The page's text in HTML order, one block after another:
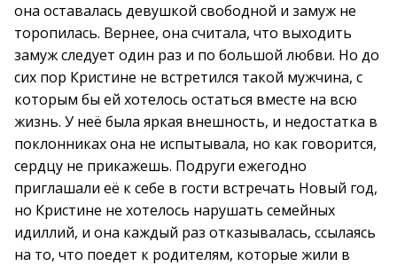
она оставалась девушкой свободной и замуж не
торопилась. Вернее, она считала, что выходить
замуж следует один раз и по большой любви. Но до
сих пор Кристине не встретился такой мужчина, с
которым бы ей хотелось остаться вместе на всю
жизнь. У неё была яркая внешность, и недостатка в
поклонниках она не испытывала, но как говорится,
сердцу не прикажешь. Подруги ежегодно
приглашали её к себе в гости встречать Новый год,
но Кристине не хотелось нарушать семейных
идиллий, и она каждый раз отказывалась, ссылаясь
на то, что поедет к родителям, которые жили в